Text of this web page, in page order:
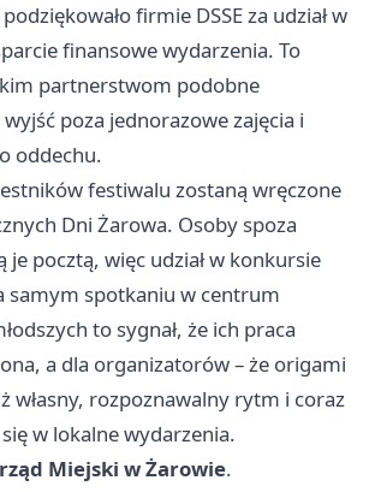
firmie DSSE za udział w
finansowe wydarzenia. To
partnerstwom podobne
poza jednorazowe zajęcia i
oddechu.
festiwalu zostaną wręczone
Dni Żarowa. Osoby spoza
pocztą, więc udział w konkursie
samym spotkaniu w centrum
to sygnał, że ich praca
a dla organizatorów – że origami
własny, rozpoznawalny rytm i coraz
w lokalne wydarzenia.
Miejski w Żarowie.